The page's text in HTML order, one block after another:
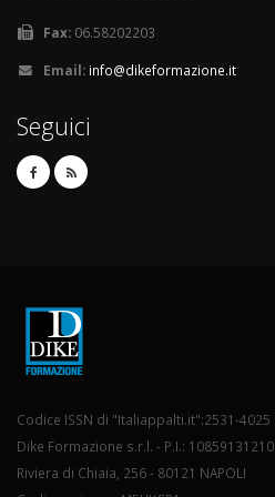
Fax: 06.58202203
Email: info@dikeformazione.it
Seguici
Codice ISSN di "Italiappalti.it":2531-4025
Dike Formazione s.r.l. - P.I.: 10859131210
Riviera di Chiaia, 256 - 80121 NAPOLI